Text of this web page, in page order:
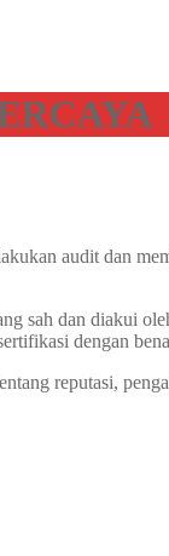
audit dan
dan diakui
dengan
reputasi,